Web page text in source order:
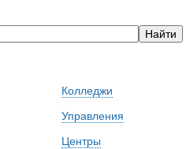
Колледжи
Управления
Центры